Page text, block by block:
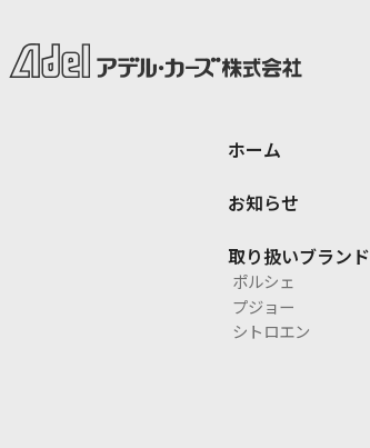
ホーム
お知らせ
取り扱いブランド
ポルシェ
プジョー
シトロエン